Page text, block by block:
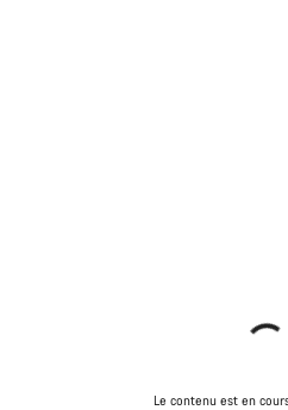
Le contenu est en